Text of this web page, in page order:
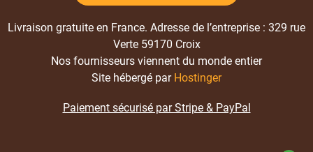
Livraison gratuite en France. Adresse de l’entreprise : 329 rue
Verte 59170 Croix
Nos fournisseurs viennent du monde entier
Site hébergé par Hostinger
Paiement sécurisé par Stripe & PayPal